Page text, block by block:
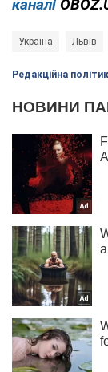
каналі
Україна Львів
Редакційна